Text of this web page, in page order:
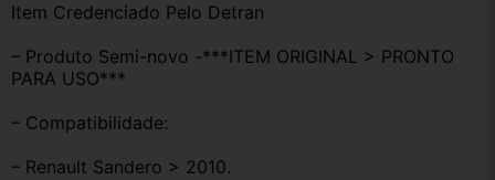
Item Credenciado Pelo Detran
– Produto Semi-novo -***ITEM ORIGINAL > PRONTO
PARA USO***
– Compatibilidade:
– Renault Sandero > 2010.